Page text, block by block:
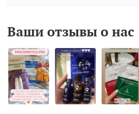
Ваши отзывы о нас